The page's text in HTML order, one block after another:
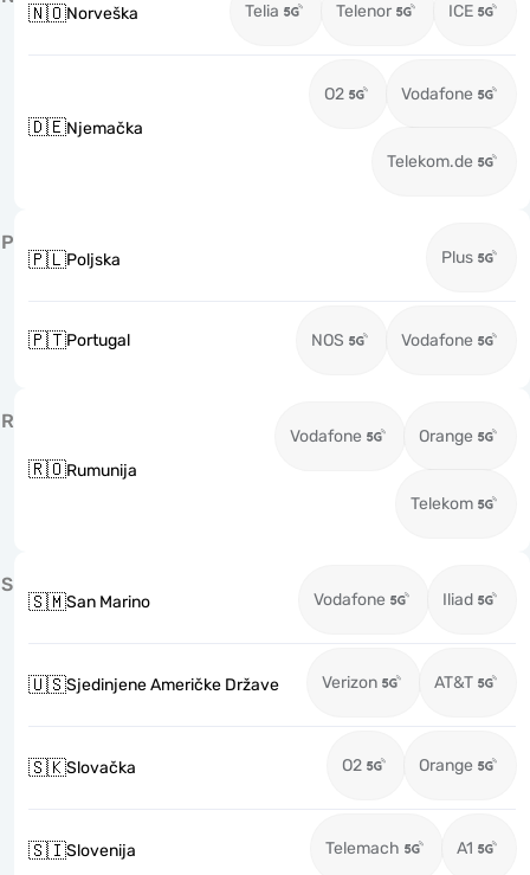
🇳🇴Norveška Telia Telenor ICE
🇩🇪Njemačka
O2 Vodafone
Telekom.de
P
🇵🇱Poljska Plus
🇵🇹Portugal NOS Vodafone
R
🇷🇴Rumunija
Vodafone Orange
Telekom
S
🇸🇲San Marino Vodafone Iliad
🇺🇸Sjedinjene Američke Države Verizon AT&T
🇸🇰Slovačka O2 Orange
🇸🇮Slovenija Telemach A1